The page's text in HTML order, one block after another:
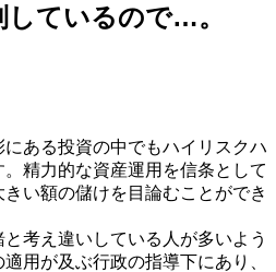
ているので…。
ある投資の中でもハイリスクハ
精力的な資産運用を信条として
い額の儲けを目論むことができ
考え違いしている人が多いよう
用が及ぶ行政の指導下にあり、